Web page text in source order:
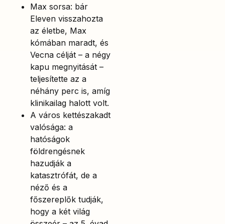
Max sorsa: bár
Eleven visszahozta
az életbe, Max
kómában maradt, és
Vecna célját – a négy
kapu megnyitását –
teljesítette az a
néhány perc is, amíg
klinikailag halott volt.
A város kettészakadt
valósága: a
hatóságok
földrengésnek
hazudják a
katasztrófát, de a
néző és a
főszereplők tudják,
hogy a két világ